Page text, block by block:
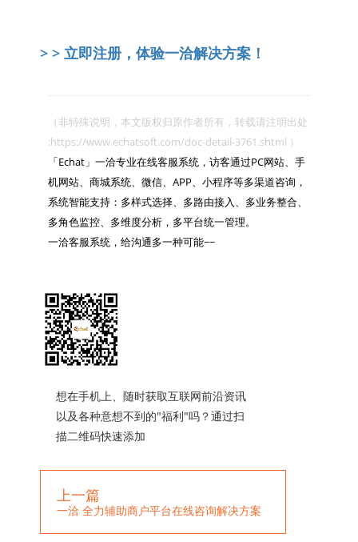
> > 立即注册，体验一洽解决方案！
（非特殊说明，本文版权归原作者所有，转载请注明出处
:https://www.echatsoft.com/doc-detail-3761.shtml ）
「Echat」一洽专业在线客服系统，访客通过PC网站、手
机网站、商城系统、微信、APP、小程序等多渠道咨询，
系统智能支持：多样式选择、多路由接入、多业务整合、
多角色监控、多维度分析，多平台统一管理。
一洽客服系统，给沟通多一种可能~~
想在手机上、随时获取互联网前沿资讯
以及各种意想不到的"福利"吗？通过扫
描二维码快速添加
上一篇
一洽 全力辅助商户平台在线咨询解决方案